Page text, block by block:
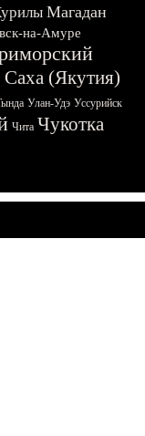
Магадан
на-Амуре
Саха (Якутия)
Улан-Удэ Уссурийск
Чита Чукотка